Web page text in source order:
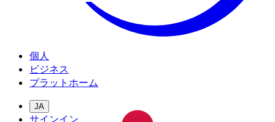
個人
ビジネス
プラットホーム
JA
サインイン